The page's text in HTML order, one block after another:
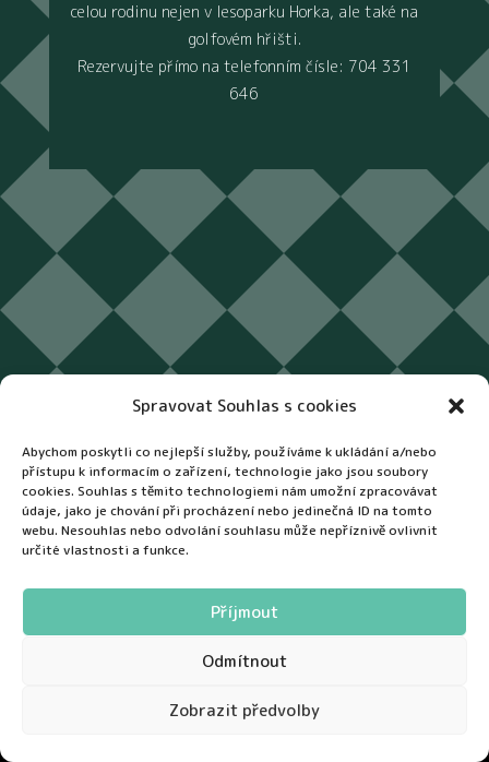
Spravovat Souhlas s cookies
Abychom poskytli co nejlepší služby, používáme k ukládání a/nebo
přístupu k informacím o zařízení, technologie jako jsou soubory
cookies. Souhlas s těmito technologiemi nám umožní zpracovávat
údaje, jako je chování při procházení nebo jedinečná ID na tomto
webu. Nesouhlas nebo odvolání souhlasu může nepříznivě ovlivnit
určité vlastnosti a funkce.
Příjmout
Odmítnout
Zobrazit předvolby
celou rodinu nejen v lesoparku Horka, ale také na
golfovém hřišti.
Rezervujte přímo na telefonním čísle: 704 331
646